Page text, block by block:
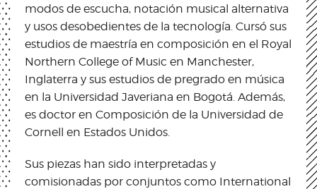
modos de escucha, notación musical alternativa
y usos desobedientes de la tecnología. Cursó sus
estudios de maestría en composición en el Royal
Northern College of Music en Manchester,
Inglaterra y sus estudios de pregrado en música
en la Universidad Javeriana en Bogotá. Además,
es doctor en Composición de la Universidad de
Cornell en Estados Unidos.
Sus piezas han sido interpretadas y
comisionadas por conjuntos como International